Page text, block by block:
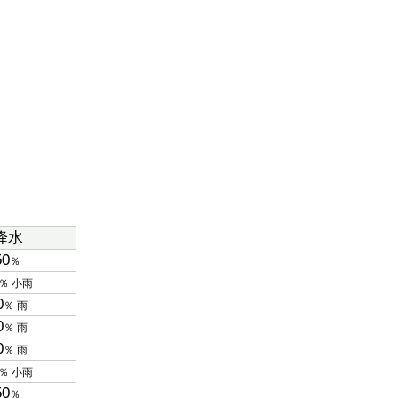
水
％
小雨
％ 雨
％ 雨
％ 雨
小雨
％